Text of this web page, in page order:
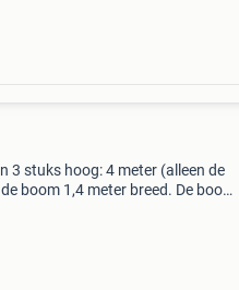
3 stuks hoog: 4 meter (alleen de
boom 1,4 meter breed. De boom